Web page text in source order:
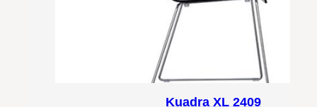
Kuadra XL 2409